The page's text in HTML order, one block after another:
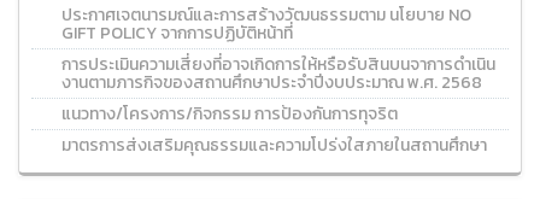
ประกาศเจตนารมณ์และการสร้างวัฒนธรรมตาม นโยบาย NO
GIFT POLICY จากการปฏิบัติหน้าที่
การประเมินความเสี่ยงที่อาจเกิดการให้หรือรับสินบนจาการดำเนิน
งานตามภารกิจของสถานศึกษาประจำปีงบประมาณ พ.ศ. 2568
แนวทาง/โครงการ/กิจกรรม การป้องกันการทุจริต
มาตรการส่งเสริมคุณธรรมและความโปร่งใสภายในสถานศึกษา